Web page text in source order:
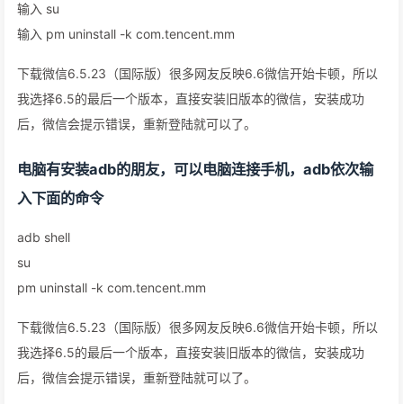
输入 su
输入 pm uninstall -k com.tencent.mm
下载微信6.5.23（国际版）很多网友反映6.6微信开始卡顿，所以
我选择6.5的最后一个版本，直接安装旧版本的微信，安装成功
后，微信会提示错误，重新登陆就可以了。
电脑有安装adb的朋友，可以电脑连接手机，adb依次输
入下面的命令
adb shell
su
pm uninstall -k com.tencent.mm
下载微信6.5.23（国际版）很多网友反映6.6微信开始卡顿，所以
我选择6.5的最后一个版本，直接安装旧版本的微信，安装成功
后，微信会提示错误，重新登陆就可以了。